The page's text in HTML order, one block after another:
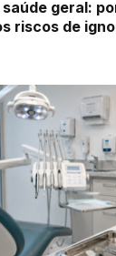
geral:
riscos de